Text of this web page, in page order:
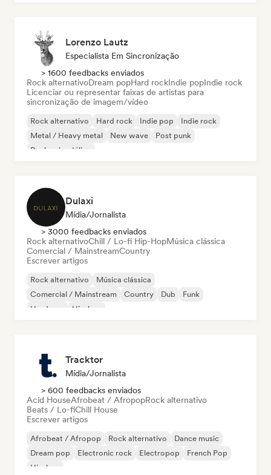
Lorenzo Lautz
Especialista Em Sincronização
> 1600 feedbacks enviados
Rock alternativoDream popHard rockIndie popIndie rock
Licenciar ou representar faixas de artistas para
sincronização de imagem/vídeo
Rock alternativo Hard rock Indie pop
Indie rock
Metal / Heavy metal
New wave
Post punk
Rock psicodélico
Dulaxi
Mídia/Jornalista
> 3000 feedbacks enviados
Rock alternativoChill / Lo-fi Hip-HopMúsica clássica
Comercial / MainstreamCountry
Escrever artigos
Rock alternativo
Música clássica
Comercial / Mainstream
Country Dub
Funk
Hardcore
Hip-hop
Tracktor
Mídia/Jornalista
> 600 feedbacks enviados
Acid HouseAfrobeat / AfropopRock alternativo
Beats / Lo-fiChill House
Escrever artigos
Afrobeat / Afropop Rock alternativo
Dance music
Dream pop
Electronic rock Electropop
French Pop
Hip-hop